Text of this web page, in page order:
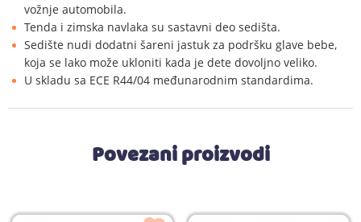
vožnje automobila.
Tenda i zimska navlaka su sastavni deo sedišta.
Sedište nudi dodatni šareni jastuk za podršku glave bebe,
koja se lako može ukloniti kada je dete dovoljno veliko.
U skladu sa ECE R44/04 međunarodnim standardima.
Povezani proizvodi